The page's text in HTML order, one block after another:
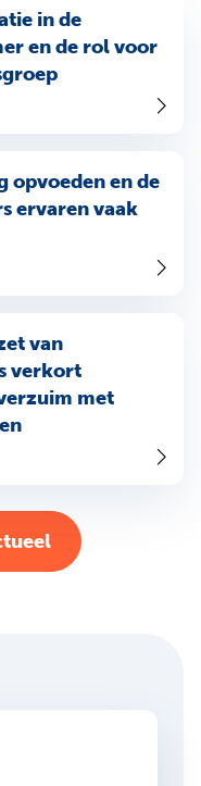
in de
en de rol voor
opvoeden en de
ervaren vaak
van
verkort
met